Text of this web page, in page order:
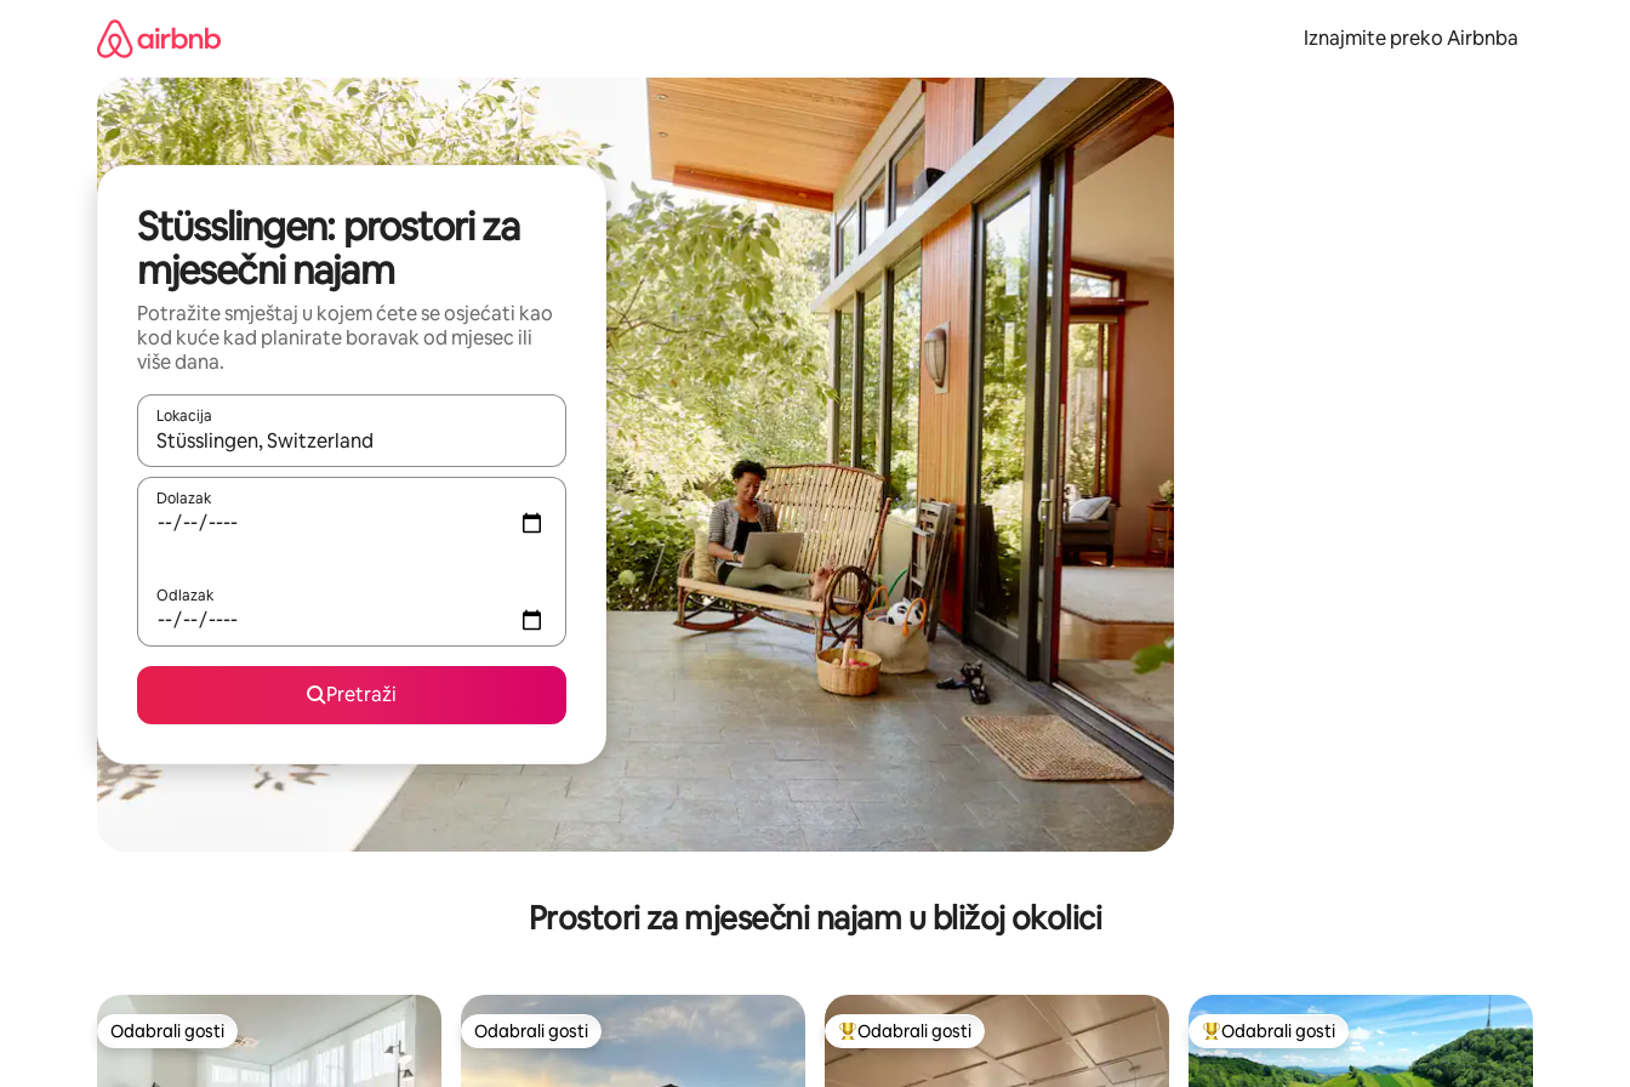
Iznajmite preko Airbnba
Stüsslingen: prostori za
mjesečni najam
Potražite smještaj u kojem ćete se osjećati kao
kod kuće kad planirate boravak od mjesec ili
više dana.
Lokacija
Kada budu dostupni rezultati, moći ćete ih pregledati koristeći se strelicama prema gore i prema dolje, kao i dodirom ili prelaskom prstom po zaslonu.
Dolazak
Odlazak
Pretraži
Prostori za mjesečni najam u bližoj okolici
Odabrali gosti
Odabrali gosti Odabrali gosti
Odabrali gosti Među najviše rangiranima s oznakom „Odabrali gosti”
Odabrali gosti Među najviše rangiranima s oznakom „Odabrali gosti”
Odabrali gosti